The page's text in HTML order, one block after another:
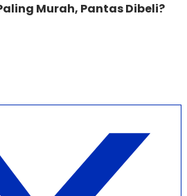
Murah, Pantas Dibeli?